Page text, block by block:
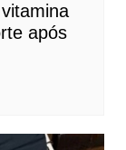
após